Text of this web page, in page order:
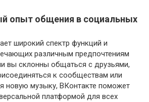
опыт общения в социальных
широкий спектр функций и
различным предпочтениям
вы склонны общаться с друзьями,
к сообществам или
новую музыку, ВКонтакте поможет
платформой для всех